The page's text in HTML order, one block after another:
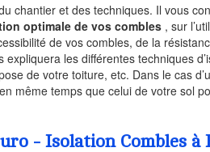
chantier et des techniques. Il vous
optimale de vos combles , sur
de vos combles, de la
les différentes techniques
de votre toiture, etc. Dans le cas
même temps que celui de votre sol
- Isolation Combles à